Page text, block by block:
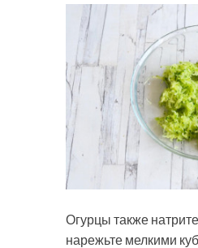
Огурцы также
нарежьте мелкими